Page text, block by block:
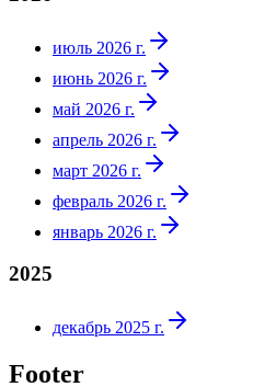
июль 2026 г.
июнь 2026 г.
май 2026 г.
апрель 2026 г.
март 2026 г.
февраль 2026 г.
январь 2026 г.
2025
декабрь 2025 г.
Footer